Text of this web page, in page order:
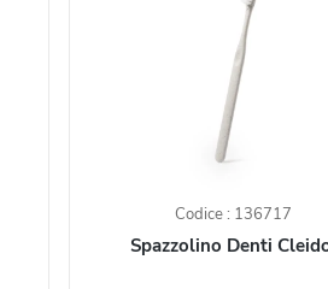
Codice : 136717
Spazzolino Denti